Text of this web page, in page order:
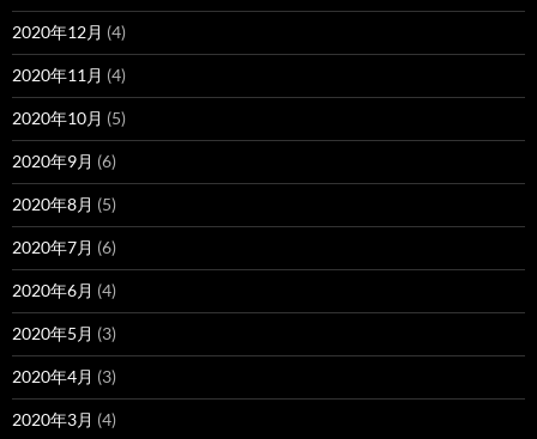
2020年12月 (4)
2020年11月 (4)
2020年10月 (5)
2020年9月 (6)
2020年8月 (5)
2020年7月 (6)
2020年6月 (4)
2020年5月 (3)
2020年4月 (3)
2020年3月 (4)